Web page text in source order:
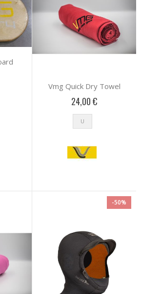
Vmg Quick Dry Towel
24,00 €
U
-50%